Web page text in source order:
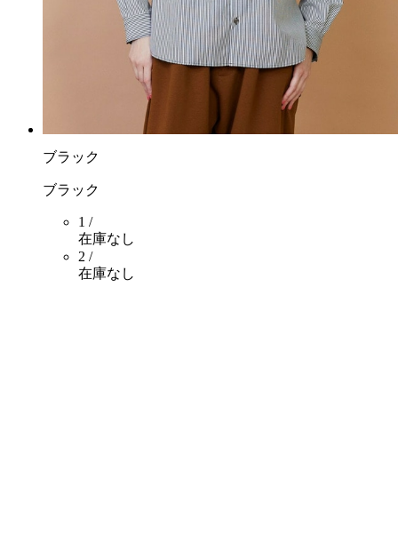
ブラック
ブラック
1 /
在庫なし
2 /
在庫なし